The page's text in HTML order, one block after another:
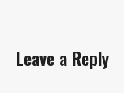
Leave a Reply